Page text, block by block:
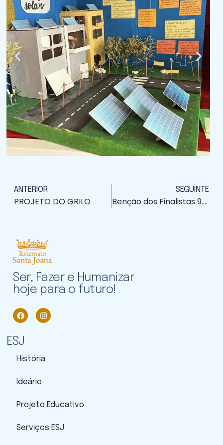
ANTERIOR
PROJETO DO GRILO
SEGUINTE
Benção dos Finalistas 9.º Ano
Ser, Fazer e Humanizar
hoje para o futuro!
ESJ
História
Ideário
Projeto Educativo
Serviços ESJ